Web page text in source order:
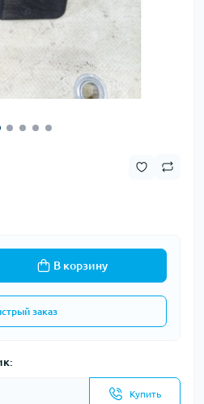
В корзину
заказ
Купить